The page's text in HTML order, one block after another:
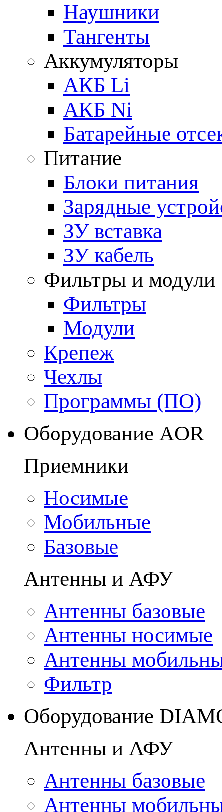
Наушники
Тангенты
Аккумуляторы
АКБ Li
АКБ Ni
Батарейные
Питание
Блоки питания
Зарядные
ЗУ вставка
ЗУ кабель
Фильтры и модули
Фильтры
Модули
Крепеж
Чехлы
Программы (ПО)
Оборудование AOR
Приемники
Носимые
Мобильные
Базовые
Антенны и АФУ
Антенны базовые
Антенны носимые
Антенны
Фильтр
Оборудование
Антенны и АФУ
Антенны базовые
Антенны